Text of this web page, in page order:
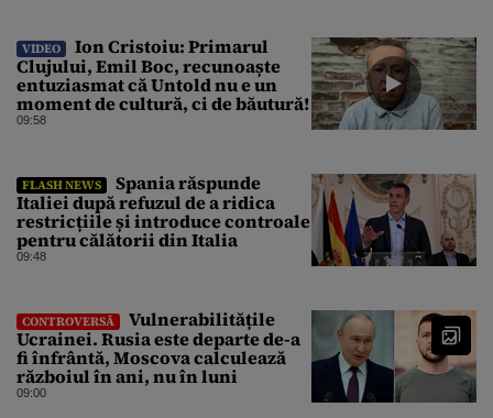
VIDEO
Ion Cristoiu: Primarul
Clujului, Emil Boc, recunoaște
entuziasmat că Untold nu e un
moment de cultură, ci de băutură!
09:58
FLASH NEWS
Spania răspunde
Italiei după refuzul de a ridica
restricțiile și introduce controale
pentru călătorii din Italia
09:48
CONTROVERSĂ
Vulnerabilitățile
Ucrainei. Rusia este departe de-a
fi înfrântă, Moscova calculează
războiul în ani, nu în luni
09:00